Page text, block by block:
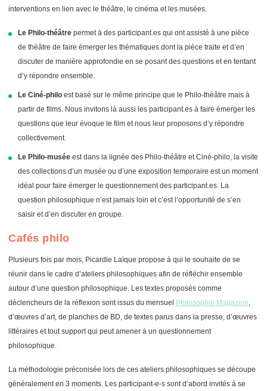
interventions en lien avec le théâtre, le cinéma et les musées.
Le Philo-théâtre permet à des participant.es qui ont assisté à une pièce
de théâtre de faire émerger les thématiques dont la pièce traite et d’en
discuter de manière approfondie en se posant des questions et en tentant
d’y répondre ensemble.
Le Ciné-philo est basé sur le même principe que le Philo-théâtre mais à
partir de films. Nous invitons là aussi les participant.es à faire émerger les
questions que leur évoque le film et nous leur proposons d’y répondre
collectivement.
Le Philo-musée est dans la lignée des Philo-théâtre et Ciné-philo, la visite
des collections d’un musée ou d’une exposition temporaire est un moment
idéal pour faire émerger le questionnement des participant.es. La
question philosophique n’est jamais loin et c’est l’opportunité de s’en
saisir et d’en discuter en groupe.
Cafés philo
Plusieurs fois par mois, Picardie Laïque propose à qui le souhaite de se
réunir dans le cadre d’ateliers philosophiques afin de réfléchir ensemble
autour d’une question philosophique. Les textes proposés comme
déclencheurs de la réflexion sont issus du mensuel
Philosophie Magazine,
d’œuvres d’art, de planches de BD, de textes parus dans la presse, d’œuvres
littéraires et tout support qui peut amener à un questionnement
philosophique.
La méthodologie préconisée lors de ces ateliers philosophiques se découpe
généralement en 3 moments. Les participant-e-s sont d’abord invités à se